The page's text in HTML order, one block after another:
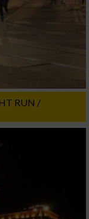
RUN /